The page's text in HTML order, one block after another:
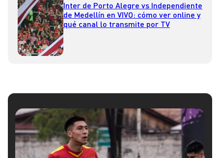
Inter de Porto Alegre vs Independiente
de Medellín en VIVO: cómo ver online y
qué canal lo transmite por TV